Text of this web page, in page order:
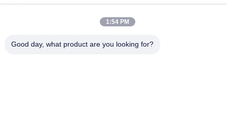
GUANGZHOU FUDE ELECTRONIC TECHNOLOGY CO.,LTD . 무
1:54 PM
Good day, what product are you looking for?